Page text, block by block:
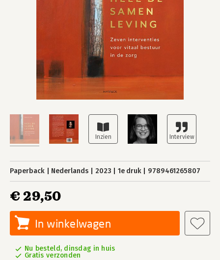
Paperback Nederlands 2023 1e druk 9789461265807
€ 29,50
In winkelwagen
Nu besteld, dinsdag in huis
Gratis verzonden